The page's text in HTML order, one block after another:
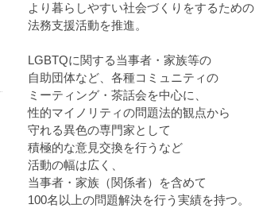
より暮らしやすい社会づくりをするための
法務支援活動を推進。
LGBTQに関する当事者・家族等の
自助団体など、各種コミュニティの
ミーティング・茶話会を中心に、
性的マイノリティの問題法的観点から
守れる異色の専門家として
積極的な意見交換を行うなど
活動の幅は広く、
当事者・家族（関係者）を含めて
100名以上の問題解決を行う実績を持つ。